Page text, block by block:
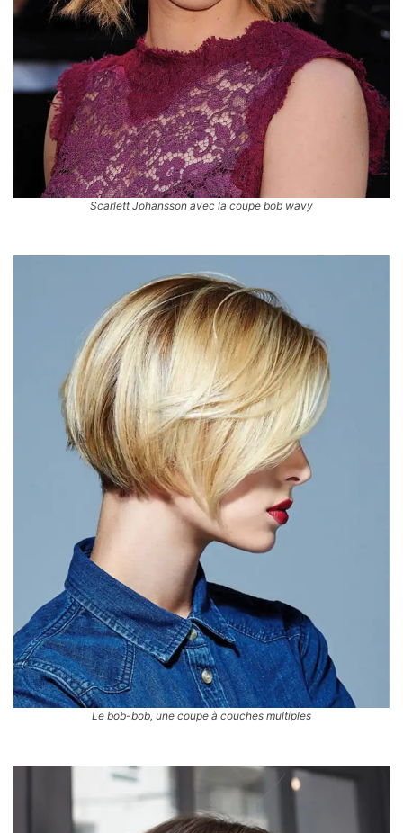
Scarlett Johansson avec la coupe bob wavy
Le bob-bob, une coupe à couches multiples